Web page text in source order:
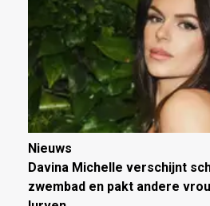
Nieuws
Davina Michelle verschijnt
zwembad en pakt andere